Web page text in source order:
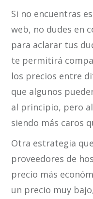
Si no encuentras
web, no dudes en
para aclarar tus
te permitirá
los precios entre
que algunos
al principio, pero
siendo más caros
Otra estrategia
proveedores de
precio más
un precio muy